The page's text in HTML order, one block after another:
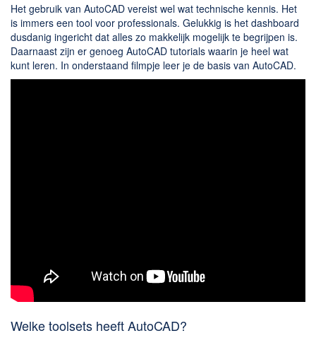
Het gebruik van AutoCAD vereist wel wat technische kennis. Het
is immers een tool voor professionals. Gelukkig is het dashboard
dusdanig ingericht dat alles zo makkelijk mogelijk te begrijpen is.
Daarnaast zijn er genoeg AutoCAD tutorials waarin je heel wat
kunt leren. In onderstaand filmpje leer je de basis van AutoCAD.
Welke toolsets heeft AutoCAD?